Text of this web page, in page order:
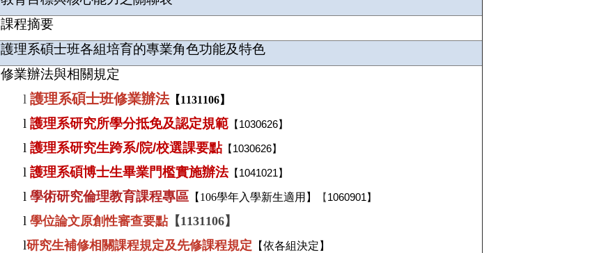
課程摘要
護理系碩士班各組培育的專業角色功能及特色
修業辦法與相關規定
l護理系碩士班修業辦法【1131106】
l護理系研究所學分抵免及認定規範 【 1030626】
l護理系研究生跨系/院/校選課要點【 1030626】
l護理系碩博士生畢業門檻實施辦法【 1041021 】
l學術研究倫理教育課程專區 【 106學年入學新生適用 】 【 1060901 】
l 學位論文原創性審查要點【1131106】
l研究生補修相關課程規定及先修課程規定 【依各組決定 】